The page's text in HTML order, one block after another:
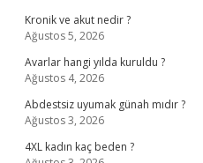
Kronik ve akut nedir ?
Ağustos 5, 2026
Avarlar hangi yılda kuruldu ?
Ağustos 4, 2026
Abdestsiz uyumak günah mıdır ?
Ağustos 3, 2026
4XL kadın kaç beden ?